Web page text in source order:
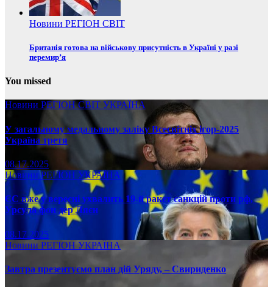
Новини РЕГІОН СВІТ
Британія готова на військову присутність в Україні у разі
перемир’я
You missed
Новини РЕГІОНСВІТ УКРАЇНА
У загальному медальному заліку Всесвітніх ігор-2025
Україна третя
08.17.2025
НовиниРЕГІОН УКРАЇНА
ЄС вже у вересні ухвалить 19-й ракет санкцій проти рф, –
Урсула фон дер Ляєн
08.17.2025
Новини РЕГІОН УКРАЇНА
Завтра презентуємо план дій Уряду, – Свириденко